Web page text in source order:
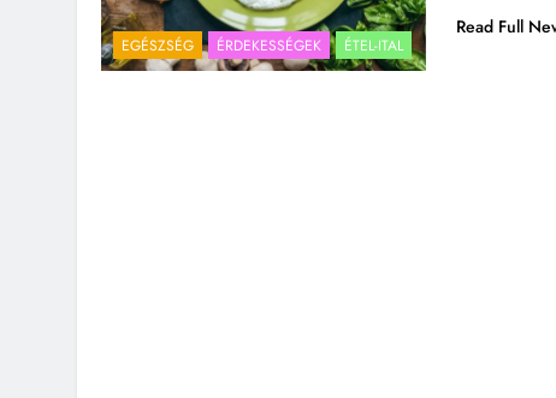
EGÉSZSÉG ÉRDEKESSÉGEK ÉTEL-ITAL
Read Full